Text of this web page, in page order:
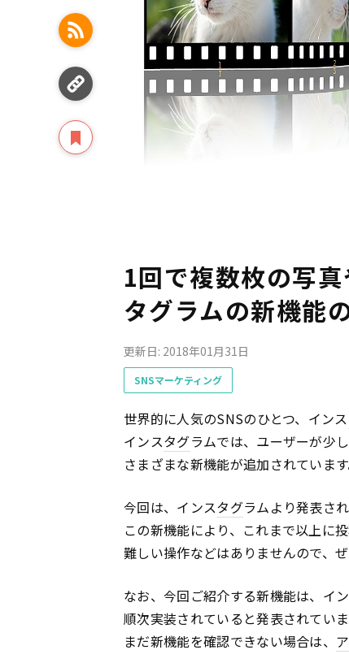
1回で複数枚の写
タグラムの新機能
更新日: 2018年01月31日
SNSマーケティング
世界的に人気のSNSのひとつ、インス
インスタグラムでは、ユーザーが少
さまざまな新機能が追加されています
今回は、インスタグラムより発表さ
この新機能により、これまで以上に
難しい操作などはありませんので、
なお、今回ご紹介する新機能は、イ
順次実装されていると発表されていま
まだ新機能を確認できない場合は、